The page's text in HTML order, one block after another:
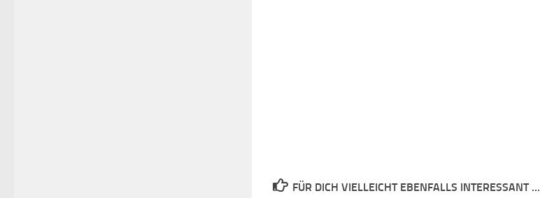
FÜR DICH VIELLEICHT EBENFALLS INTERESSANT …